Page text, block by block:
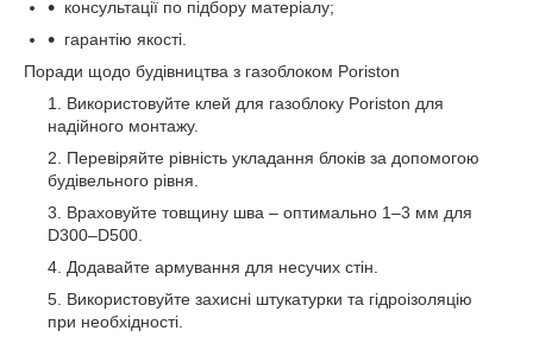
консультації по підбору матеріалу;
гарантію якості.
Поради щодо будівництва з газоблоком Poriston
Використовуйте клей для газоблоку Poriston для
надійного монтажу.
Перевіряйте рівність укладання блоків за допомогою
будівельного рівня.
Враховуйте товщину шва – оптимально 1–3 мм для
D300–D500.
Додавайте армування для несучих стін.
Використовуйте захисні штукатурки та гідроізоляцію
при необхідності.